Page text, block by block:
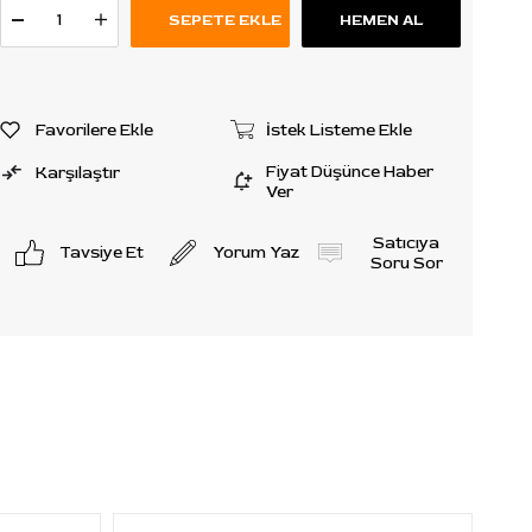
Favorilere Ekle İstek Listeme Ekle
Karşılaştır
Fiyat Düşünce Haber
Ver
Tavsiye Et Yorum Yaz
Satıcıya
Soru Sor